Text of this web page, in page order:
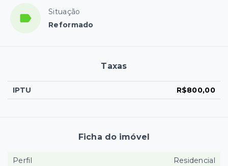
Situação
Reformado
Taxas
IPTU R$800,00
Ficha do imóvel
Perfil
Residencial